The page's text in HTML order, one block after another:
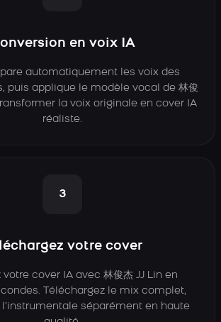
en voix IA
automatiquement les voix des
puis applique le modèle vocal de 林俊
la voix originale en cover IA
réaliste.
3
votre cover
votre cover IA avec 林俊杰 JJ Lin en
Téléchargez le mix complet,
l’instrumentale séparément en haute